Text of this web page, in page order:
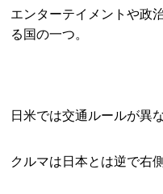
エンターテイメントや政
る国の一つ。
日米では交通ルールが異
クルマは日本とは逆で右